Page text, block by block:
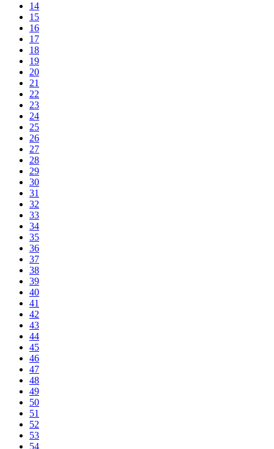
14
15
16
17
18
19
20
21
22
23
24
25
26
27
28
29
30
31
32
33
34
35
36
37
38
39
40
41
42
43
44
45
46
47
48
49
50
51
52
53
54